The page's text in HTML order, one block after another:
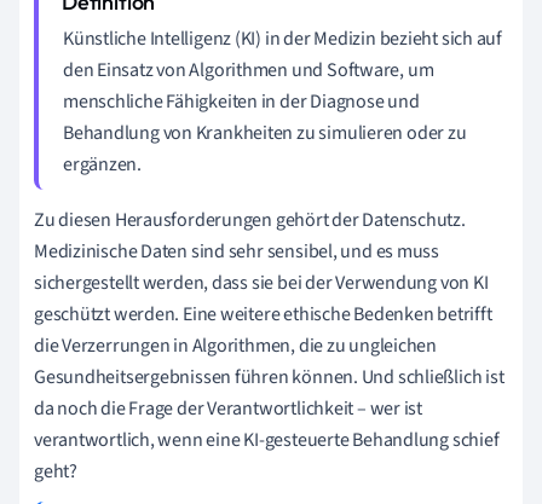
Künstliche Intelligenz (KI) in der Medizin bezieht sich auf
den Einsatz von Algorithmen und Software, um
menschliche Fähigkeiten in der Diagnose und
Behandlung von Krankheiten zu simulieren oder zu
ergänzen.
Zu diesen Herausforderungen gehört der Datenschutz.
Medizinische Daten sind sehr sensibel, und es muss
sichergestellt werden, dass sie bei der Verwendung von KI
geschützt werden. Eine weitere ethische Bedenken betrifft
die Verzerrungen in Algorithmen, die zu ungleichen
Gesundheitsergebnissen führen können. Und schließlich ist
da noch die Frage der Verantwortlichkeit – wer ist
verantwortlich, wenn eine KI-gesteuerte Behandlung schief
geht?